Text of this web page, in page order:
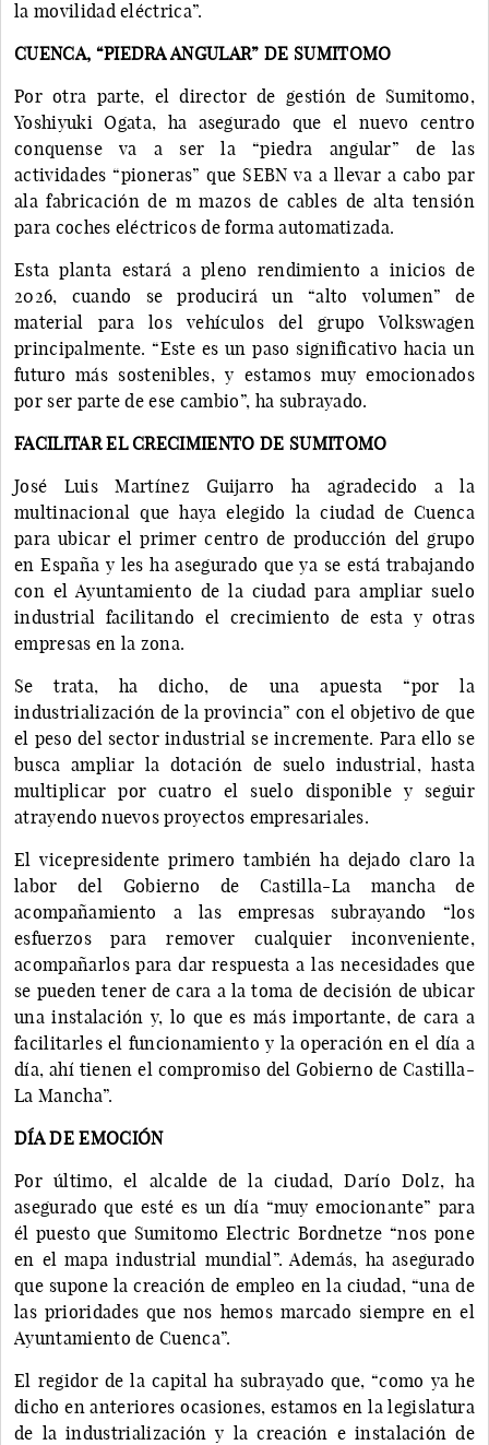
la movilidad eléctrica”.
CUENCA, “PIEDRA ANGULAR” DE SUMITOMO
Por otra parte, el director de gestión de Sumitomo,
Yoshiyuki Ogata, ha asegurado que el nuevo centro
conquense va a ser la “piedra angular” de las
actividades “pioneras” que SEBN va a llevar a cabo par
ala fabricación de m mazos de cables de alta tensión
para coches eléctricos de forma automatizada.
Esta planta estará a pleno rendimiento a inicios de
2026, cuando se producirá un “alto volumen” de
material para los vehículos del grupo Volkswagen
principalmente. “Este es un paso significativo hacia un
futuro más sostenibles, y estamos muy emocionados
por ser parte de ese cambio”, ha subrayado.
FACILITAR EL CRECIMIENTO DE SUMITOMO
José Luis Martínez Guijarro ha agradecido a la
multinacional que haya elegido la ciudad de Cuenca
para ubicar el primer centro de producción del grupo
en España y les ha asegurado que ya se está trabajando
con el Ayuntamiento de la ciudad para ampliar suelo
industrial facilitando el crecimiento de esta y otras
empresas en la zona.
Se trata, ha dicho, de una apuesta “por la
industrialización de la provincia” con el objetivo de que
el peso del sector industrial se incremente. Para ello se
busca ampliar la dotación de suelo industrial, hasta
multiplicar por cuatro el suelo disponible y seguir
atrayendo nuevos proyectos empresariales.
El vicepresidente primero también ha dejado claro la
labor del Gobierno de Castilla-La mancha de
acompañamiento a las empresas subrayando “los
esfuerzos para remover cualquier inconveniente,
acompañarlos para dar respuesta a las necesidades que
se pueden tener de cara a la toma de decisión de ubicar
una instalación y, lo que es más importante, de cara a
facilitarles el funcionamiento y la operación en el día a
día, ahí tienen el compromiso del Gobierno de Castilla-
La Mancha”.
DÍA DE EMOCIÓN
Por último, el alcalde de la ciudad, Darío Dolz, ha
asegurado que esté es un día “muy emocionante” para
él puesto que Sumitomo Electric Bordnetze “nos pone
en el mapa industrial mundial”. Además, ha asegurado
que supone la creación de empleo en la ciudad, “una de
las prioridades que nos hemos marcado siempre en el
Ayuntamiento de Cuenca”.
El regidor de la capital ha subrayado que, “como ya he
dicho en anteriores ocasiones, estamos en la legislatura
de la industrialización y la creación e instalación de